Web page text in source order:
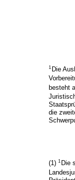
1 Die
besteht
die
(1)1 Die